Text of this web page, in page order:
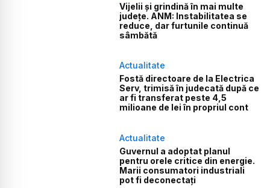
Vijelii și grindină în mai multe
județe. ANM: Instabilitatea se
reduce, dar furtunile continuă
sâmbătă
Actualitate
Fostă directoare de la Electrica
Serv, trimisă în judecată după ce
ar fi transferat peste 4,5
milioane de lei în propriul cont
Actualitate
Guvernul a adoptat planul
pentru orele critice din energie.
Marii consumatori industriali
pot fi deconectați